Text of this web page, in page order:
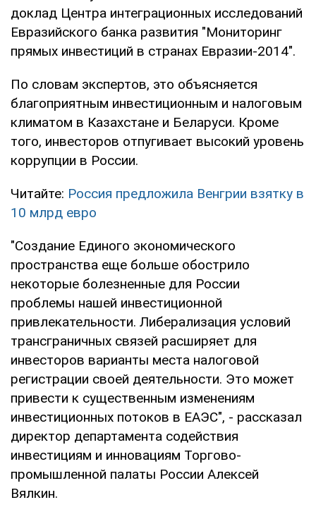
доклад Центра интеграционных исследований
Евразийского банка развития "Мониторинг
прямых инвестиций в странах Евразии-2014".
По словам экспертов, это объясняется
благоприятным инвестиционным и налоговым
климатом в Казахстане и Беларуси. Кроме
того, инвесторов отпугивает высокий уровень
коррупции в России.
Читайте: Россия предложила Венгрии взятку в
10 млрд евро
"Создание Единого экономического
пространства еще больше обострило
некоторые болезненные для России
проблемы нашей инвестиционной
привлекательности. Либерализация условий
трансграничных связей расширяет для
инвесторов варианты места налоговой
регистрации своей деятельности. Это может
привести к существенным изменениям
инвестиционных потоков в ЕАЭС", - рассказал
директор департамента содействия
инвестициям и инновациям Торгово-
промышленной палаты России Алексей
Вялкин.